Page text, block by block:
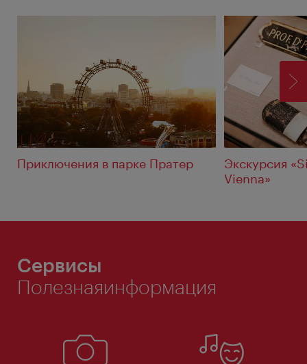
Приключения в парке Пратер
Экскурсия
Vienna»
Сервисы
Полезнаяинформация